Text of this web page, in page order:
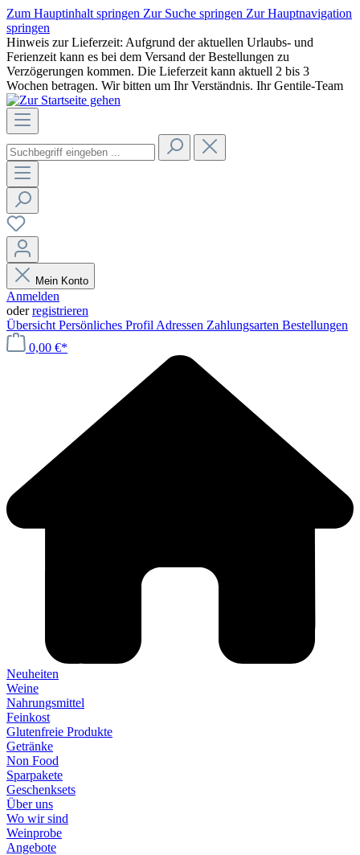
Zum Hauptinhalt springen Zur Suche springen Zur Hauptnavigation
springen
Hinweis zur Lieferzeit: Aufgrund der aktuellen Urlaubs- und
Ferienzeit kann es bei dem Versand der Bestellungen zu
Verzögerungen kommen. Die Lieferzeit kann aktuell 2 bis 3
Wochen betragen. Wir bitten um Ihr Verständnis. Ihr Gentile-Team
Mein Konto
Anmelden
oderregistrieren
Übersicht Persönliches Profil Adressen Zahlungsarten Bestellungen
0,00 €*
Neuheiten
Weine
Nahrungsmittel
Feinkost
Glutenfreie Produkte
Getränke
Non Food
Sparpakete
Geschenksets
Über uns
Wo wir sind
Weinprobe
Angebote